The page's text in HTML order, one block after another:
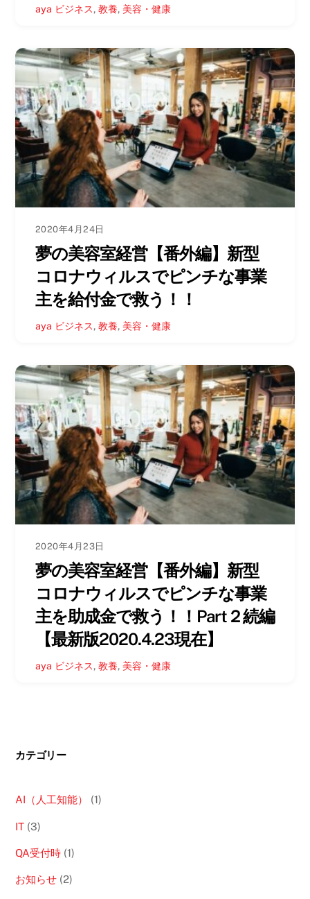
aya ビジネス, 教養, 美容・健康
2020年4月24日
夢の美容室経営【番外編】新型
コロナウィルスでピンチな事業
主を給付金で救う！！
aya ビジネス, 教養, 美容・健康
2020年4月23日
夢の美容室経営【番外編】新型
コロナウィルスでピンチな事業
主を助成金で救う！！Part２続編
【最新版2020.4.23現在】
aya ビジネス, 教養, 美容・健康
カテゴリー
AI（人工知能） (1)
IT (3)
QA受付時 (1)
お知らせ (2)